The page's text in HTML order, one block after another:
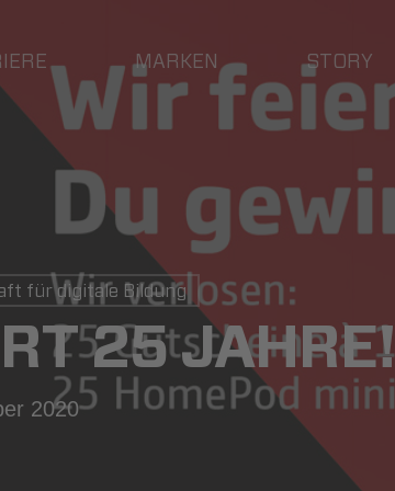
MARKEN STORY
für digitale Bildung
25 JAHRE!
2020